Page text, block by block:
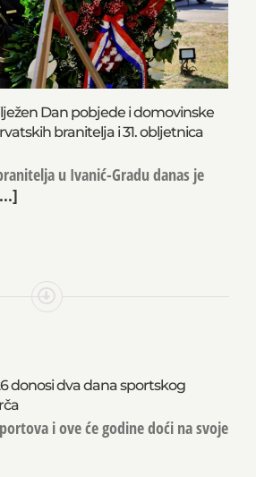
Dan pobjede i domovinske
branitelja i 31. obljetnica
u Ivanić-Gradu danas je
donosi dva dana sportskog
i ove će godine doći na svoje